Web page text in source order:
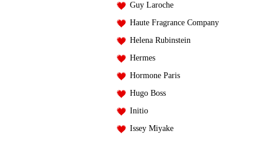
Guy Laroche
Haute Fragrance Company
Helena Rubinstein
Hermes
Hormone Paris
Hugo Boss
Initio
Issey Miyake